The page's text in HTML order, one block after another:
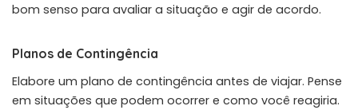
bom senso para avaliar a situação e agir de acordo.
Planos de Contingência
Elabore um plano de contingência antes de viajar. Pense
em situações que podem ocorrer e como você reagiria.